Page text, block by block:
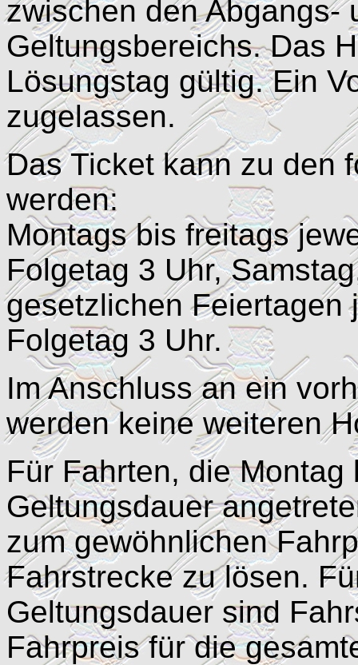
zwischen den Abgangs-
Geltungsbereichs. Das
Lösungstag gültig. Ein
zugelassen.
Das Ticket kann zu den
werden:
Montags bis freitags
Folgetag 3 Uhr,
gesetzlichen Feiertagen
Folgetag 3 Uhr.
Im Anschluss an ein
werden keine weiteren
Für Fahrten, die
Geltungsdauer
zum gewöhnlichen
Fahrstrecke zu lösen.
Geltungsdauer sind
Fahrpreis für die